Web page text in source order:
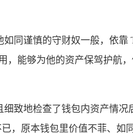
同谨慎的守财奴一般，依
能够为他的资产保驾护航
致地检查了钱包内资产情
，原本钱包里价值不菲、